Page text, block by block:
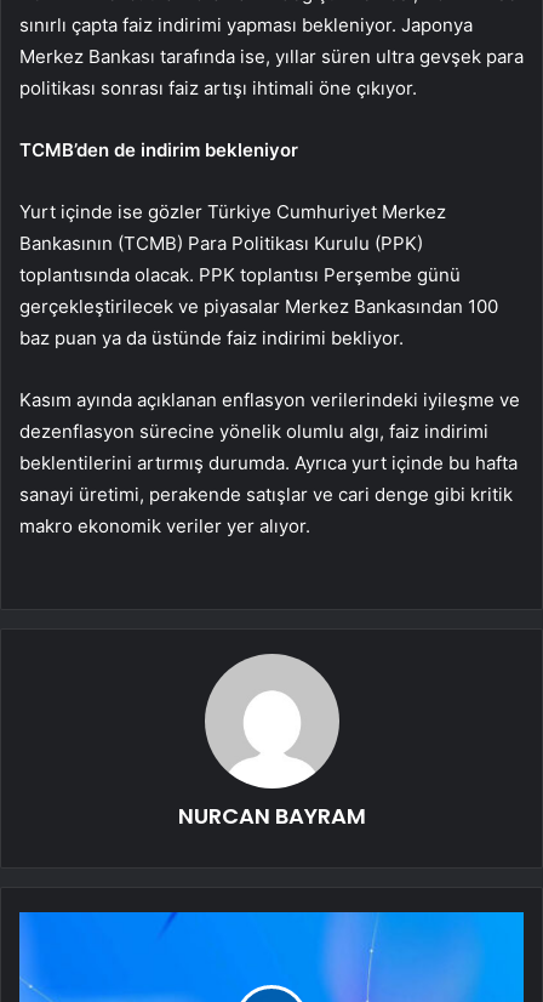
sınırlı çapta faiz indirimi yapması bekleniyor. Japonya
Merkez Bankası tarafında ise, yıllar süren ultra gevşek para
politikası sonrası faiz artışı ihtimali öne çıkıyor.
TCMB’den de indirim bekleniyor
Yurt içinde ise gözler Türkiye Cumhuriyet Merkez
Bankasının (TCMB) Para Politikası Kurulu (PPK)
toplantısında olacak. PPK toplantısı Perşembe günü
gerçekleştirilecek ve piyasalar Merkez Bankasından 100
baz puan ya da üstünde faiz indirimi bekliyor.
Kasım ayında açıklanan enflasyon verilerindeki iyileşme ve
dezenflasyon sürecine yönelik olumlu algı, faiz indirimi
beklentilerini artırmış durumda. Ayrıca yurt içinde bu hafta
sanayi üretimi, perakende satışlar ve cari denge gibi kritik
makro ekonomik veriler yer alıyor.
NURCAN BAYRAM